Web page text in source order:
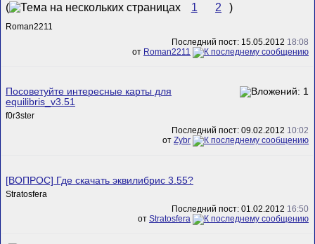
( 1 2 )
Roman2211
Последний пост: 15.05.2012 18:08
от Roman2211
Посоветуйте интересные карты для
equilibris_v3.51
f0r3ster
Последний пост: 09.02.2012 10:02
от Zybr
[ВОПРОС] Где скачать эквилибрис 3.55?
Stratosfera
Последний пост: 01.02.2012 16:50
от Stratosfera